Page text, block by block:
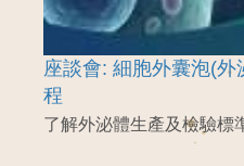
座談會: 細胞外囊泡(
程
了解外泌體生產及檢驗標